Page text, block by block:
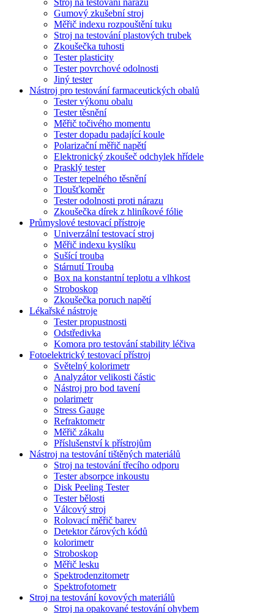
Gumový zkušební stroj
Měřič indexu rozpouštění tuku
Stroj na testování plastových trubek
Zkoušečka tuhosti
Tester plasticity
Tester povrchové odolnosti
Jiný tester
Nástroj pro testování farmaceutických obalů
Tester výkonu obalu
Tester těsnění
Měřič točivého momentu
Tester dopadu padající koule
Polarizační měřič napětí
Elektronický zkoušeč odchylek hřídele
Prasklý tester
Tester tepelného těsnění
Tloušťkoměr
Tester odolnosti proti nárazu
Zkoušečka dírek z hliníkové fólie
Průmyslové testovací přístroje
Univerzální testovací stroj
Měřič indexu kyslíku
Sušící trouba
Stárnutí Trouba
Box na konstantní teplotu a vlhkost
Stroboskop
Zkoušečka poruch napětí
Lékařské nástroje
Tester propustnosti
Odstředivka
Komora pro testování stability léčiva
Fotoelektrický testovací přístroj
Světelný kolorimetr
Analyzátor velikosti částic
Nástroj pro bod tavení
polarimetr
Stress Gauge
Refraktometr
Měřič zákalu
Příslušenství k přístrojům
Nástroj na testování tištěných materiálů
Stroj na testování třecího odporu
Tester absorpce inkoustu
Disk Peeling Tester
Tester bělosti
Válcový stroj
Rolovací měřič barev
Detektor čárových kódů
kolorimetr
Stroboskop
Měřič lesku
Spektrodenzitometr
Spektrofotometr
Stroj na testování kovových materiálů
Stroj na opakované testování ohybem